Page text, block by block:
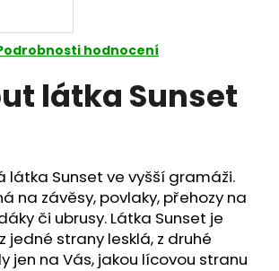
hodnocení
látka Sunset
látka Sunset ve vyšší gramáži.
na závěsy, povlaky, přehozy na
či ubrusy. Látka Sunset je
jedné strany lesklá, z druhé
jen na Vás, jakou lícovou stranu
HLEDAT